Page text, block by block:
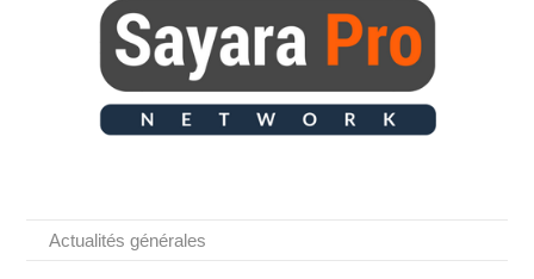
Actualités générales